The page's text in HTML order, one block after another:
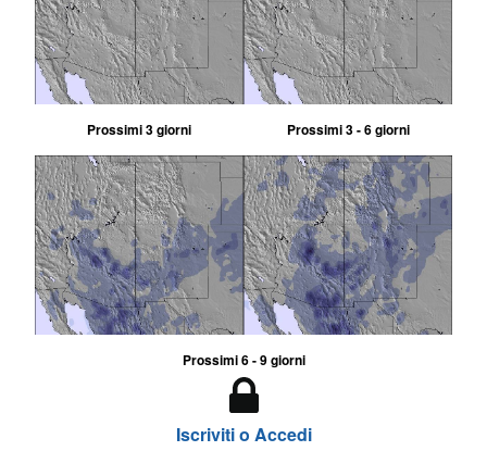
Prossimi 3 giorni Prossimi 3 - 6 giorni
Prossimi 6 - 9 giorni
Iscriviti o Accedi